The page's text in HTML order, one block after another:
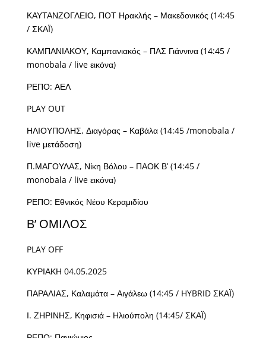
ΚΑΥΤΑΝΖΟΓΛΕΙΟ, ΠΟΤ Ηρακλής – Μακεδονικός (14:45
/ ΣΚΑΪ)
ΚΑΜΠΑΝΙΑΚΟΥ, Καμπανιακός – ΠΑΣ Γιάννινα (14:45 /
monobala / live εικόνα)
ΡΕΠΟ: ΑΕΛ
PLAY OUT
ΗΛΙΟΥΠΟΛΗΣ, Διαγόρας – Καβάλα (14:45 /monobala /
live μετάδοση)
Π.ΜΑΓΟΥΛΑΣ, Νίκη Βόλου – ΠΑΟΚ Β’ (14:45 /
monobala / live εικόνα)
ΡΕΠΟ: Εθνικός Νέου Κεραμιδίου
Β’ ΟΜΙΛΟΣ
PLAY OFF
ΚΥΡΙΑΚΗ 04.05.2025
ΠΑΡΑΛΙΑΣ, Καλαμάτα – Αιγάλεω (14:45 / HYBRID ΣΚΑΪ)
Ι. ΖΗΡΙΝΗΣ, Κηφισιά – Ηλιούπολη (14:45/ ΣΚΑΪ)